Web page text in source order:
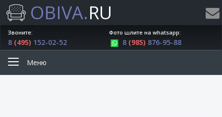
OBIVA.RU
Звоните:
8 (495) 152-02-52
Фото шлите на whatsapp:
8 (985) 876-95-88
Меню